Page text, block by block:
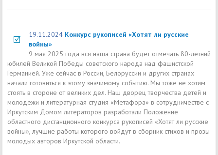
19.11.2024 Конкурс рукописей «Хотят ли русские
войны»
9 мая 2025 года вся наша страна будет отмечать 80-летний
юбилей Великой Победы советского народа над фашистской
Германией. Уже сейчас в России, Белоруссии и других странах
начали готовиться к этому значимому событию. Мы тоже не хотим
стоять в стороне от великих дел. Наш дворец творчества детей и
молодёжи и литературная студия «Метафора» в сотрудничестве с
Иркутским Домом литераторов разработали Положение
областного дистанционного конкурса рукописей «Хотят ли русские
войны», лучшие работы которого войдут в сборник стихов и прозы
молодых авторов Иркутской области.